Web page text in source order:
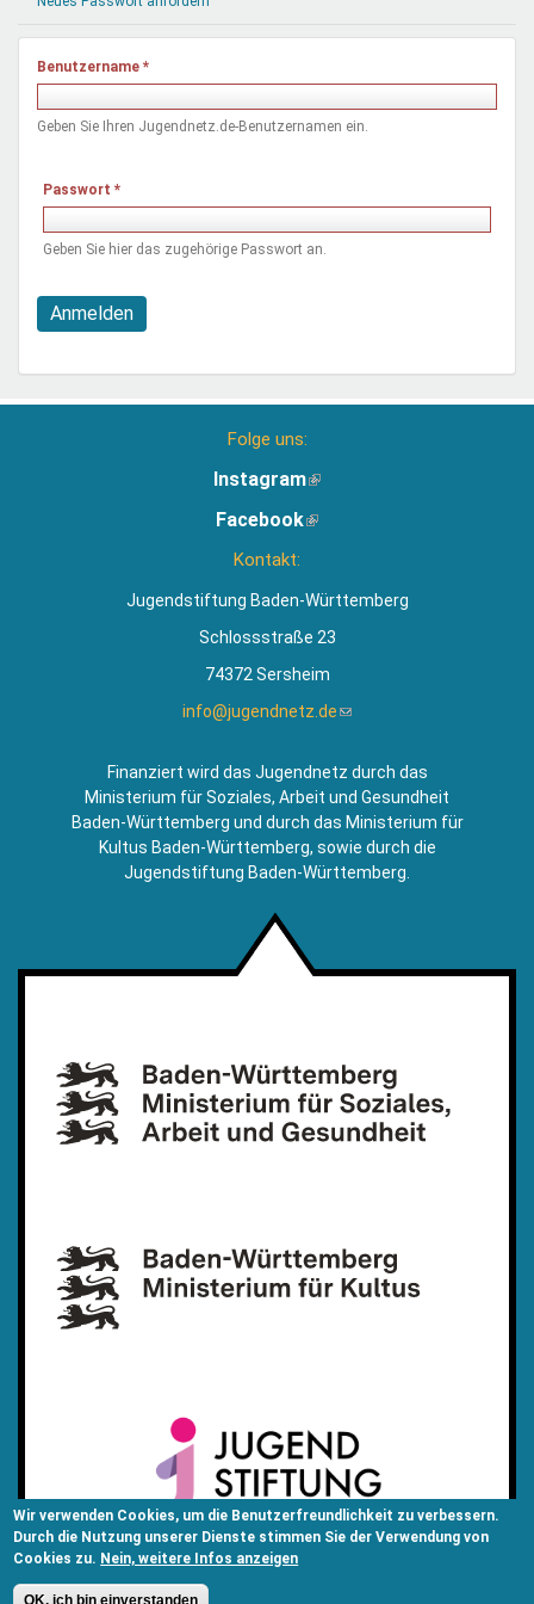
Wir verwenden Cookies, um die Benutzerfreundlichkeit zu verbessern.
Durch die Nutzung unserer Dienste stimmen Sie der Verwendung von
Cookies zu. Nein, weitere Infos anzeigen
OK, ich bin einverstanden
Demokratie & Beteiligung
Benutzername *
Geben Sie Ihren Jugendnetz.de-Benutzernamen ein.
Passwort *
Geben Sie hier das zugehörige Passwort an.
Anmelden
Folge uns:
Instagram(Link
extern)
Facebook(Link
Kontakt:
Jugendstiftung Baden-Württemberg
Schlossstraße 23
74372 Sersheim
info@jugendnetz.de(Link
Mail)
Finanziert wird das Jugendnetz durch das
Ministerium für Soziales, Arbeit und Gesundheit
Baden-Württemberg und durch das Ministerium für
Kultus Baden-Württemberg, sowie durch die
Jugendstiftung Baden-Württemberg.